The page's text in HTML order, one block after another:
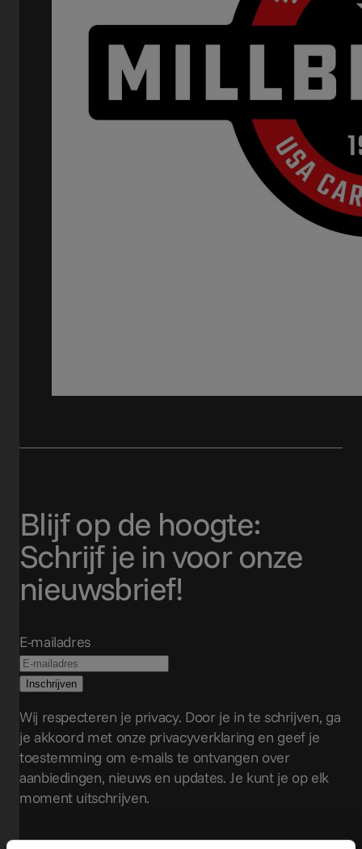
Blijf op de hoogte:
Schrijf je in voor onze
nieuwsbrief!
E-mailadres
Wij respecteren je privacy. Door je in te schrijven, ga
je akkoord met onze privacyverklaring en geef je
toestemming om e-mails te ontvangen over
aanbiedingen, nieuws en updates. Je kunt je op elk
moment uitschrijven.